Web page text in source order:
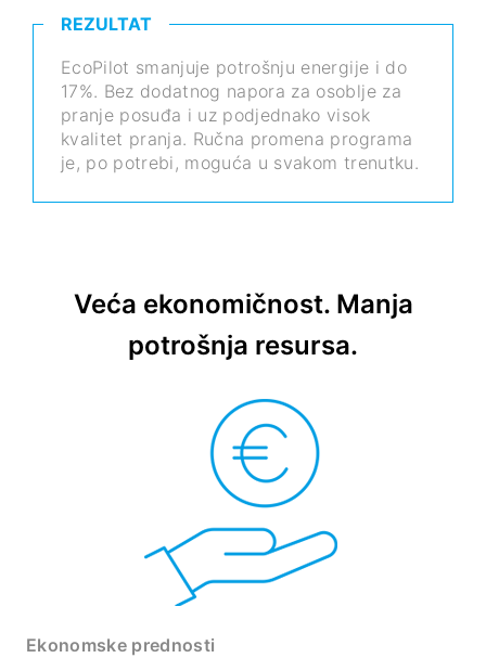
REZULTAT
EcoPilot smanjuje potrošnju energije i do
17%. Bez dodatnog napora za osoblje za
pranje posuđa i uz podjednako visok
kvalitet pranja. Ručna promena programa
je, po potrebi, moguća u svakom trenutku.
Veća ekonomičnost. Manja
potrošnja resursa.
Ekonomske prednosti